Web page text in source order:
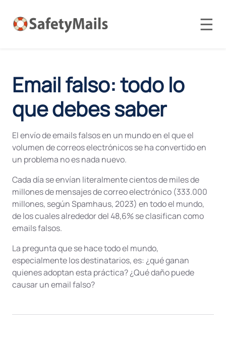
☰
Email falso: todo lo
que debes saber
El envío de emails falsos en un mundo en el que el
volumen de correos electrónicos se ha convertido en
un problema no es nada nuevo.
Cada día se envían literalmente cientos de miles de
millones de mensajes de correo electrónico (333.000
millones, según Spamhaus, 2023) en todo el mundo,
de los cuales alrededor del 48,6% se clasifican como
emails falsos.
La pregunta que se hace todo el mundo,
especialmente los destinatarios, es: ¿qué ganan
quienes adoptan esta práctica? ¿Qué daño puede
causar un email falso?